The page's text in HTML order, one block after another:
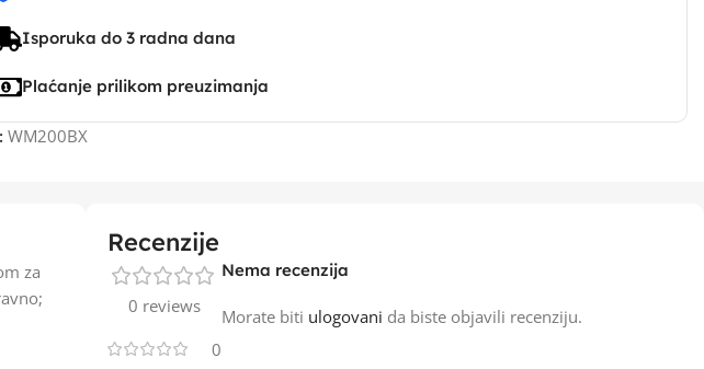
Isporuka do 3 radna dana
Plaćanje prilikom preuzimanja
WM200BX
za
Recenzije
0 reviews
0
Nema recenzija
Morate biti ulogovani da biste objavili recenziju.